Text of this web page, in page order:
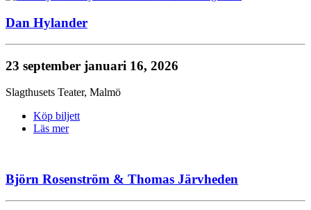
Dan Hylander
23 september januari 16, 2026
Slagthusets Teater, Malmö
Köp biljett
Läs mer
Björn Rosenström & Thomas Järvheden